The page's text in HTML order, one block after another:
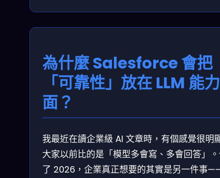
為什麼 Salesforce 會把
「可靠性」放在 LLM 能
面？
我最近在讀企業級 AI 文章時，有個感覺很明
大家以前比的是「模型多會寫、多會回答」
了 2026，企業真正想要的其實是另一件事